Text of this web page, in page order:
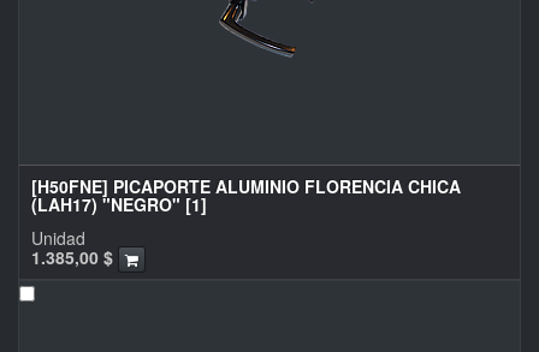
[H50FNE] PICAPORTE ALUMINIO FLORENCIA CHICA
(LAH17) "NEGRO" [1]
1.385,00 $
Unidad